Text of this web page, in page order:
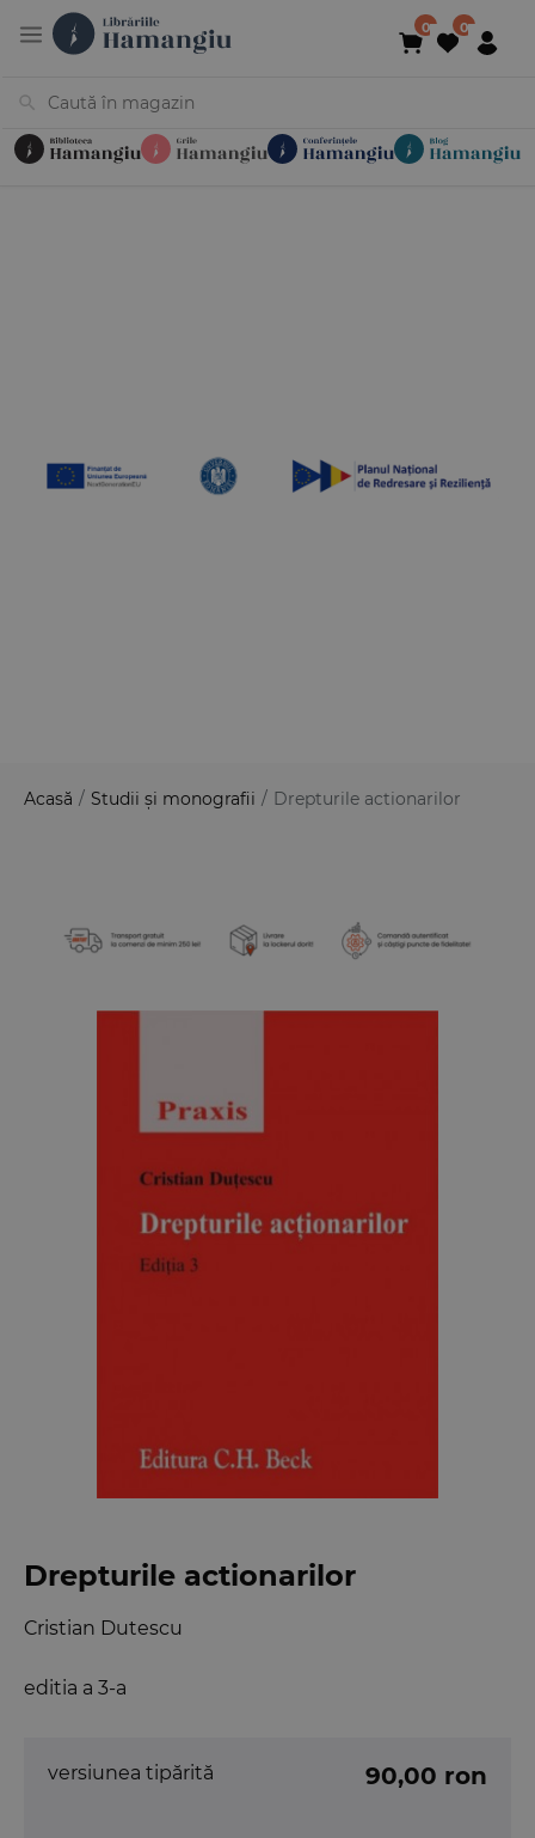
Acasă / Studii și monografii / Drepturile actionarilor
Drepturile actionarilor
editia a 3-a
Cristian Dutescu
versiunea tipărită 90,00 ron